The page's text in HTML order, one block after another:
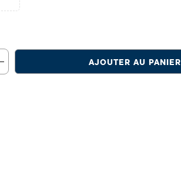
AJOUTER AU PANIER